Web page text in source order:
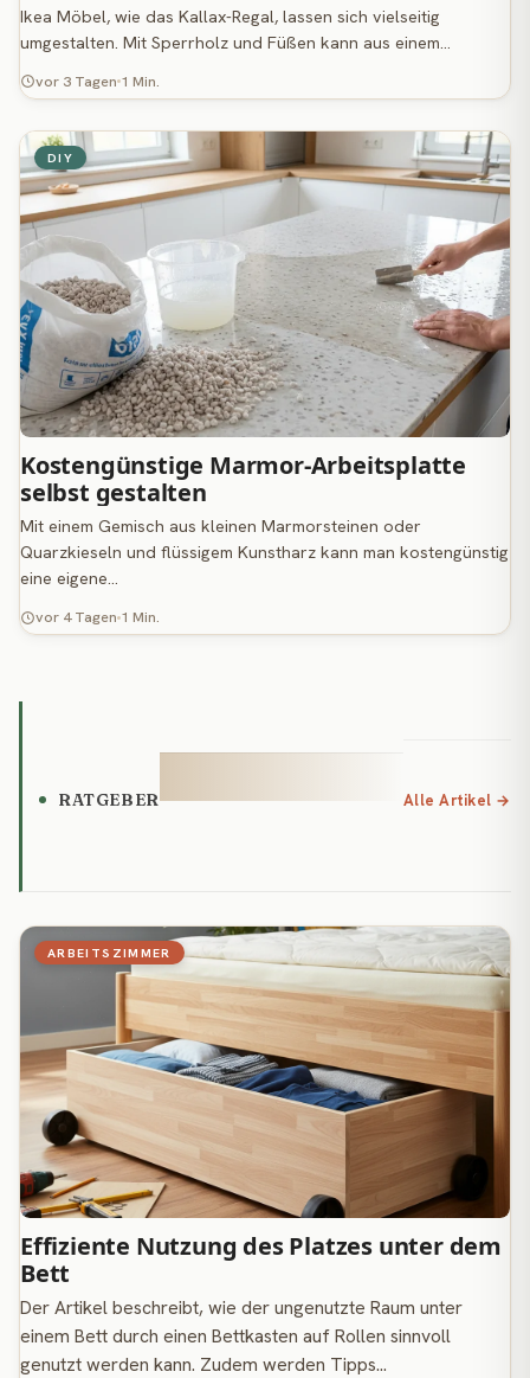
Ikea Möbel, wie das Kallax-Regal, lassen sich vielseitig
umgestalten. Mit Sperrholz und Füßen kann aus einem…
vor 3 Tagen 1 Min.
DIY
Kostengünstige Marmor-Arbeitsplatte
selbst gestalten
Mit einem Gemisch aus kleinen Marmorsteinen oder
Quarzkieseln und flüssigem Kunstharz kann man kostengünstig
eine eigene…
vor 4 Tagen 1 Min.
RATGEBER Alle Artikel →
ARBEITSZIMMER
Effiziente Nutzung des Platzes unter dem
Bett
Der Artikel beschreibt, wie der ungenutzte Raum unter
einem Bett durch einen Bettkasten auf Rollen sinnvoll
genutzt werden kann. Zudem werden Tipps…